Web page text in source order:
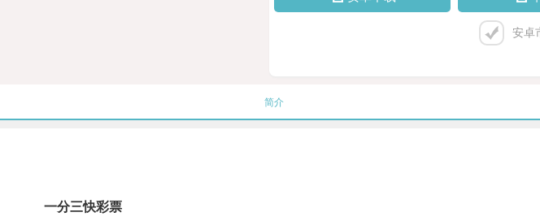
安卓
简介
一分三快彩票